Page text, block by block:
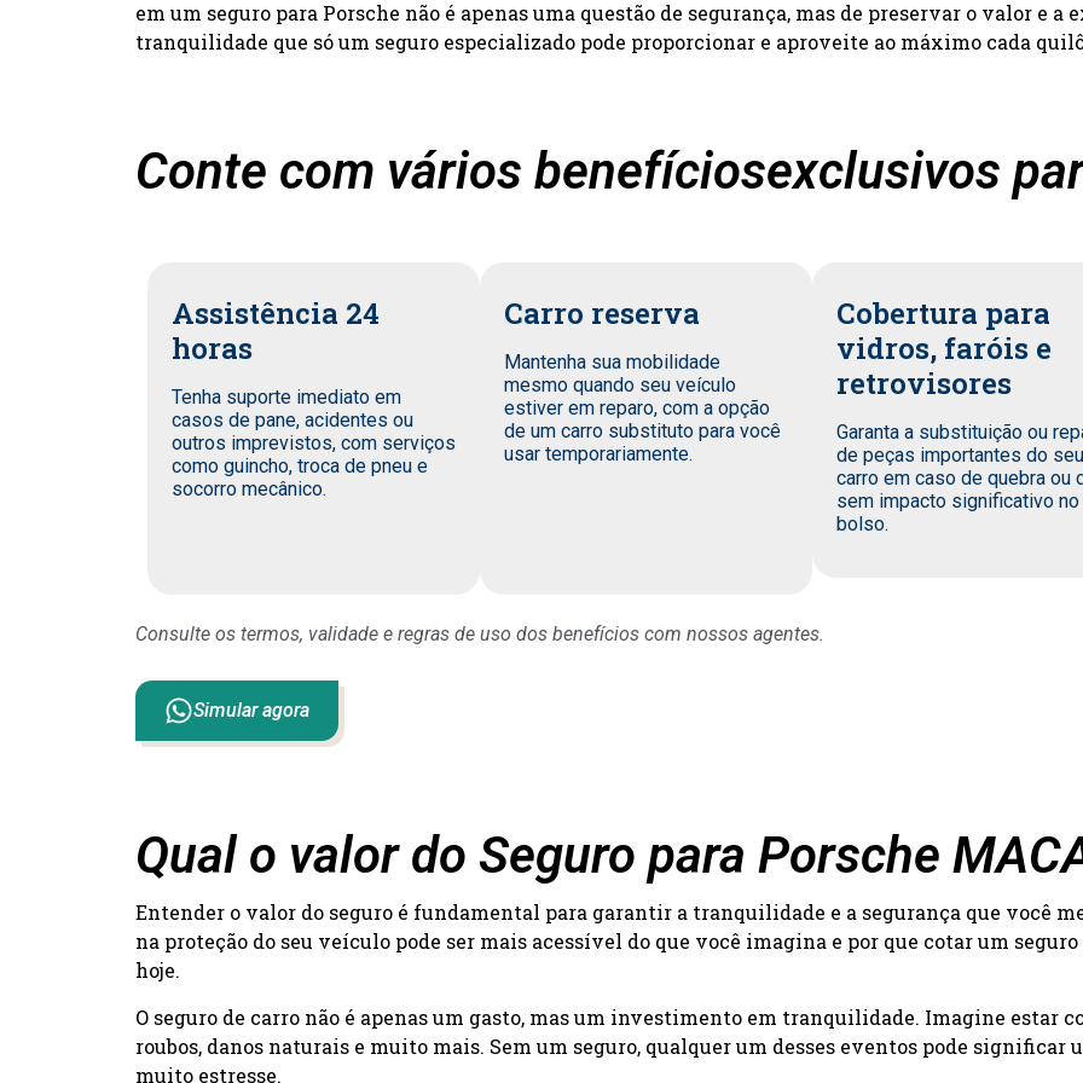
em um seguro para Porsche não é apenas uma questão de segurança, mas de preservar o valor e
tranquilidade que só um seguro especializado pode proporcionar e aproveite ao máximo cada
Conte com vários benefíciosexclusivos
Assistência 24
horas
Tenha suporte imediato em
casos de pane, acidentes ou
outros imprevistos, com serviços
como guincho, troca de pneu e
socorro mecânico.
Carro reserva
Mantenha sua mobilidade
mesmo quando seu veículo
estiver em reparo, com a opção
de um carro substituto para você
usar temporariamente.
Cobertura para
vidros, faróis e
retrovisores
Garanta a substituição ou
de peças importantes do seu
carro em caso de quebra ou
sem impacto significativo
bolso.
Consulte os termos, validade e regras de uso dos benefícios com nossos agentes.
Simular agora
Qual o valor do Seguro para Porsche
Entender o valor do seguro é fundamental para garantir a tranquilidade e a segurança que você
na proteção do seu veículo pode ser mais acessível do que você imagina e por que cotar um
hoje.
O seguro de carro não é apenas um gasto, mas um investimento em tranquilidade. Imagine estar
roubos, danos naturais e muito mais. Sem um seguro, qualquer um desses eventos pode
muito estresse.